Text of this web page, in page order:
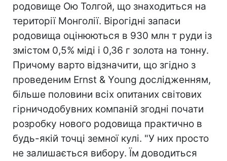
родовище Ою Толгой, що знаходиться на
території Монголії. Вірогідні запаси
родовища оцінюються в 930 млн т руди із
змістом 0,5% міді і 0,36 г золота на тонну.
Причому варто відзначити, що згідно з
проведеним Ernst & Young дослідженням,
більше половини всіх опитаних світових
гірничодобувних компаній згодні почати
розробку нового родовища практично в
будь-якій точці земної кулі. "У них просто
не залишається вибору. Їм доводиться